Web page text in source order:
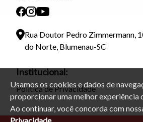
Usamos os cookies e dados de
proporcionar uma melhor experiência
Ao continuar, você concorda com
Rua Doutor Pedro Zimmermann,
do Norte, Blumenau-SC
Institucional:
Política de Privacidade